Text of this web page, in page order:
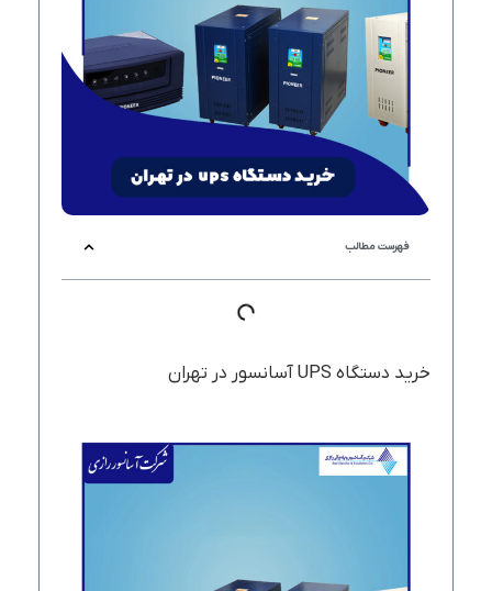
فهرست مطالب
خرید دستگاه UPS آسانسور در تهران